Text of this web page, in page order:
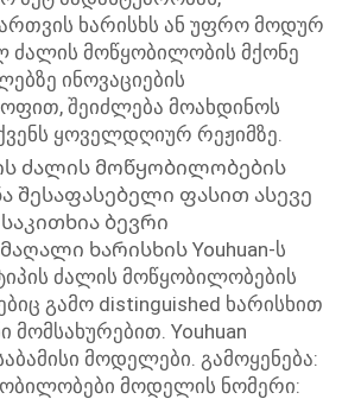
ხარისხს ან უფრო მოდურ
ძალის მოწყობილობის მქონე
ინოვაციების
შეიძლება მოახდინოს
ყოველდღიურ რეჟიმზე.
ძალის მოწყობილობების
შესაფასებელი ფასით ასევე
ბევრი
ხარისხის Youhuan-ს
ძალის მოწყობილობების
გამო distinguished ხარისხით
Youhuan
მოდელები. გამოყენება:
მოდელის ნომერი: